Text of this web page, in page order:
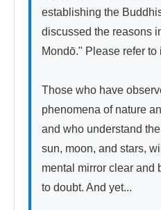
establishing the
discussed the reasons
Mondō." Please refer to
Those who have
phenomena of nature
and who understand
sun, moon, and stars,
mental mirror clear and
to doubt. And yet...